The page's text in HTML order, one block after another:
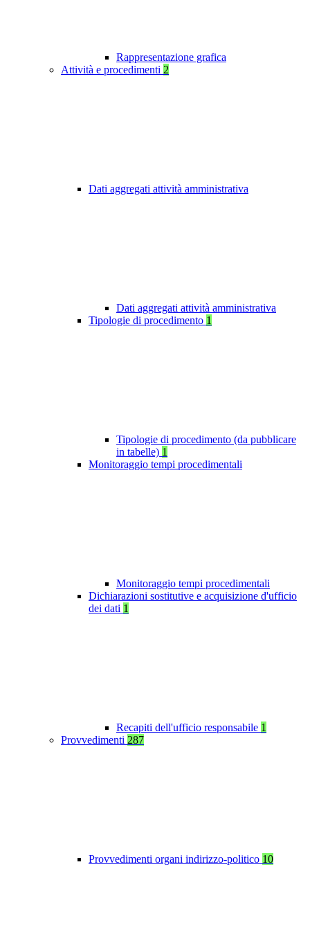
Rappresentazione grafica
Attività e procedimenti 2
Dati aggregati attività amministrativa
Dati aggregati attività amministrativa
Tipologie di procedimento 1
Tipologie di procedimento (da pubblicare
in tabelle) 1
Monitoraggio tempi procedimentali
Monitoraggio tempi procedimentali
Dichiarazioni sostitutive e acquisizione d'ufficio
dei dati 1
Recapiti dell'ufficio responsabile 1
Provvedimenti 287
Provvedimenti organi indirizzo-politico 10